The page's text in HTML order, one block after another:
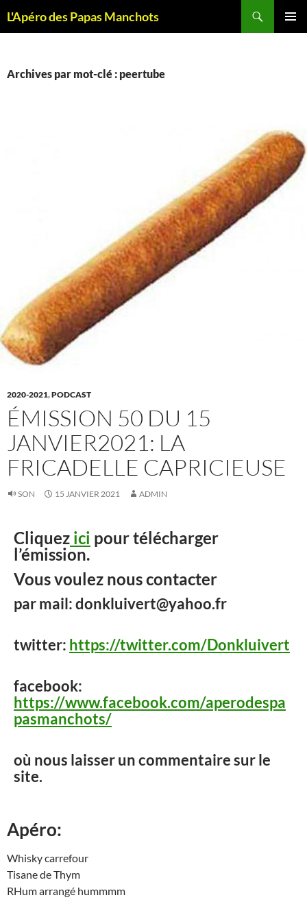
L'Apéro des Papas Manchots
Archives par mot-clé : peertube
2020-2021,PODCAST
ÉMISSION 50 DU 15
JANVIER2021: LA
FRICADELLE CAPRICIEUSE
SON 15 JANVIER 2021 ADMIN
Cliquez ici pour télécharger
l’émission.
Vous voulez nous contacter
par mail: donkluivert@yahoo.fr
twitter: https://twitter.com/Donkluivert
facebook:
https://www.facebook.com/aperodespa
pasmanchots/
où nous laisser un commentaire sur le
site.
Apéro:
Whisky carrefour
Tisane de Thym
RHum arrangé hummmm